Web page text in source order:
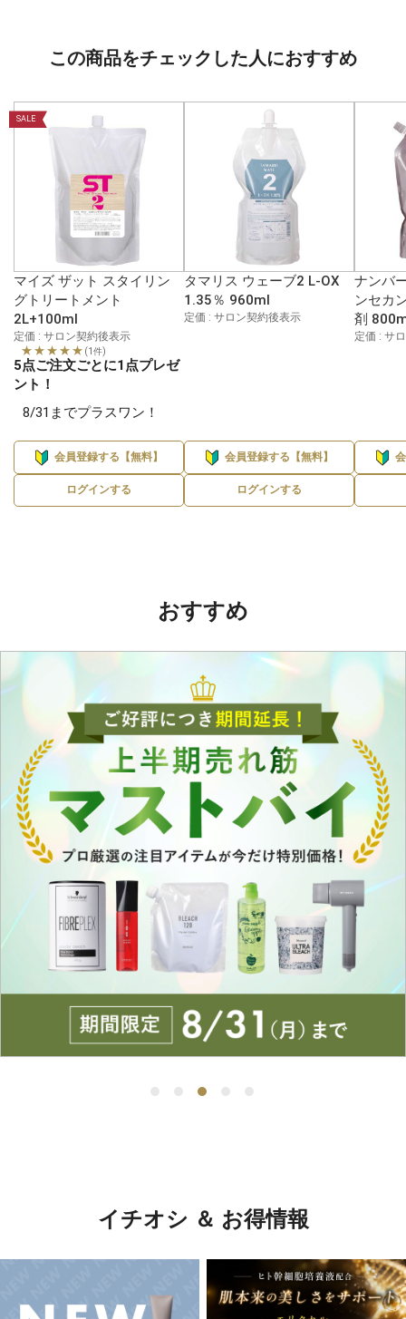
この商品をチェックした人におすすめ
SALE
マイズ ザット スタイリン
グトリートメント
2L+100ml
定価 : サロン契約後表示
★★★★★ (1件)
5点ご注文ごとに1点プレゼ
ント！
8/31までプラスワン！
会員登録する【無料】
ログインする
タマリス ウェーブ2 L-OX
1.35％ 960ml
定価 : サロン契約後表示
会員登録する【無料】
ログインする
ナンバ
ンセカ
剤
定価 : サ
おすすめ
イチオシ ＆ お得情報